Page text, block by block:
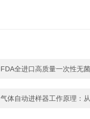
FDA全进口高质量一次性无
气体自动进样器工作原理：